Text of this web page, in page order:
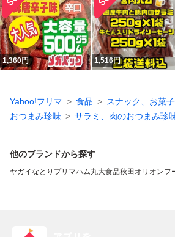
1,360円 1,516円
Yahoo!フリマ 食品
スナック、お菓
おつまみ珍味
サラミ、肉のおつまみ珍
他のブランドから探す
ヤガイなとり プリマハム丸大食品秋田オリオンフ